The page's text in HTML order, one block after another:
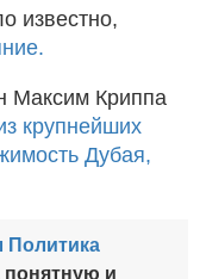
известно,
Максим Криппа
крупнейших
Дубая,
Политика
понятную и